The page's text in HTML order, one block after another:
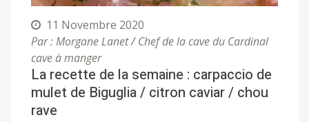
11 Novembre 2020
Par : Morgane Lanet / Chef de la cave du Cardinal
cave à manger
La recette de la semaine : carpaccio de
mulet de Biguglia / citron caviar / chou
rave